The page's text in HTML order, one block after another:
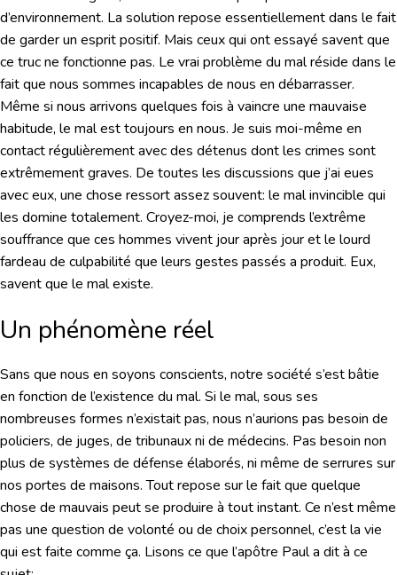
d’environnement. La solution repose essentiellement dans le fait
de garder un esprit positif. Mais ceux qui ont essayé savent que
ce truc ne fonctionne pas. Le vrai problème du mal réside dans le
fait que nous sommes incapables de nous en débarrasser.
Même si nous arrivons quelques fois à vaincre une mauvaise
habitude, le mal est toujours en nous. Je suis moi-même en
contact régulièrement avec des détenus dont les crimes sont
extrêmement graves. De toutes les discussions que j’ai eues
avec eux, une chose ressort assez souvent: le mal invincible qui
les domine totalement. Croyez-moi, je comprends l’extrême
souffrance que ces hommes vivent jour après jour et le lourd
fardeau de culpabilité que leurs gestes passés a produit. Eux,
savent que le mal existe.
Un phénomène réel
Sans que nous en soyons conscients, notre société s’est bâtie
en fonction de l’existence du mal. Si le mal, sous ses
nombreuses formes n’existait pas, nous n’aurions pas besoin de
policiers, de juges, de tribunaux ni de médecins. Pas besoin non
plus de systèmes de défense élaborés, ni même de serrures sur
nos portes de maisons. Tout repose sur le fait que quelque
chose de mauvais peut se produire à tout instant. Ce n’est même
pas une question de volonté ou de choix personnel, c’est la vie
qui est faite comme ça. Lisons ce que l’apôtre Paul a dit à ce